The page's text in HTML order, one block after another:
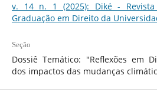
v. 14 n. 1 (2025): Diké -
Graduação em Direito da
Seção
Dossiê Temático: "Reflexões em
dos impactos das mudanças